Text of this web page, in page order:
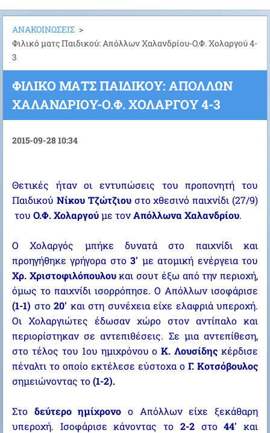
ΑΝΑΚΟΙΝΩΣΕΙΣ >
Φιλικό ματς Παιδικού: Απόλλων Χαλανδρίου-Ο.Φ. Χολαργού 4-
3
ΦΙΛΙΚΌ ΜΑΤΣ ΠΑΙΔΙΚΟΎ: ΑΠΌΛΛΩΝ
ΧΑΛΑΝΔΡΊΟΥ-Ο.Φ. ΧΟΛΑΡΓΟΎ 4-3
2015-09-28 10:34
Θετικές ήταν οι εντυπώσεις του προπονητή του
Παιδικού Νίκου Τζώτζιου στο χθεσινό παιχνίδι (27/9)
του Ο.Φ. Χολαργούμε τονΑπόλλωνα Χαλανδρίου.
Ο Χολαργός μπήκε δυνατά στο παιχνίδι και
προηγήθηκε γρήγορα στο3' με ατομική ενέργεια του
Χρ. Χριστοφιλόπουλουκαι σουτ έξω από την περιοχή,
όμως το παιχνίδι ισορρόπησε. Ο Απόλλων ισοφάρισε
(1-1) στο 20' και στη συνέχεια είχε ελαφριά υπεροχή.
Οι Χολαργιώτες έδωσαν χώρο στον αντίπαλο και
περιορίστηκαν σε αντεπιθέσεις. Σε μια αντεπίθεση,
στο τέλος του 1ου ημιχρόνου οΚ. Λουσίδης κέρδισε
πέναλτι το οποίο εκτέλεσε εύστοχα ο Γ. Κοτσόβουλος
σημειώνοντας το(1-2).
Στο δεύτερο ημίχρονο ο Απόλλων είχε ξεκάθαρη
υπεροχή. Ισοφάρισε κάνοντας το 2-2 στο44' και